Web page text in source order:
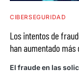
CIBERSEGURIDAD
Los intentos de
han aumentado más
El fraude en las